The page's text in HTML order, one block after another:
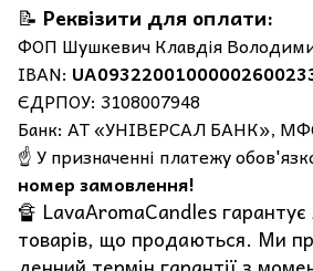
📝 Реквізити для оплати:
ФОП Шушкевич Клавдія
IBAN:
ЄДРПОУ: 3108007948
Банк: АТ «УНІВЕРСАЛ БАНК»,
☝️ У призначенні платежу
номер замовлення!
🔏 LavaAromaCandles гарантує
товарів, що продаються. Ми